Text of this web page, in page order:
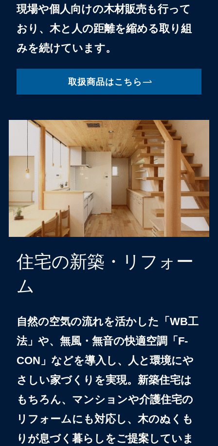
現場や個人向けの木材販売も行って
おり、木と人の距離を縮める取り組
みを続けています。
取扱商品はこちら
住宅の新築・リフォー
ム
自然の空気の流れを活かした「WB工
法」や、無風・無音の快適空調「F-
CON」などを導入し、人と環境にや
さしい家づくりを実現。新築住宅は
もちろん、マンションや介護住宅の
リフォームにも対応し、木のぬくも
りが息づく暮らしをご提案していま